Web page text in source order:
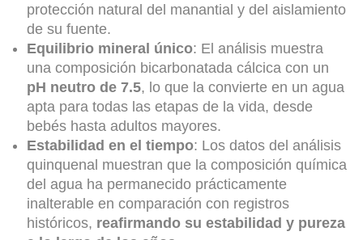
protección natural del manantial y del aislamiento
de su fuente.
Equilibrio mineral único: El análisis muestra
una composición bicarbonatada cálcica con un
pH neutro de 7.5, lo que la convierte en un agua
apta para todas las etapas de la vida, desde
bebés hasta adultos mayores.
Estabilidad en el tiempo: Los datos del análisis
quinquenal muestran que la composición química
del agua ha permanecido prácticamente
inalterable en comparación con registros
históricos, reafirmando su estabilidad y pureza